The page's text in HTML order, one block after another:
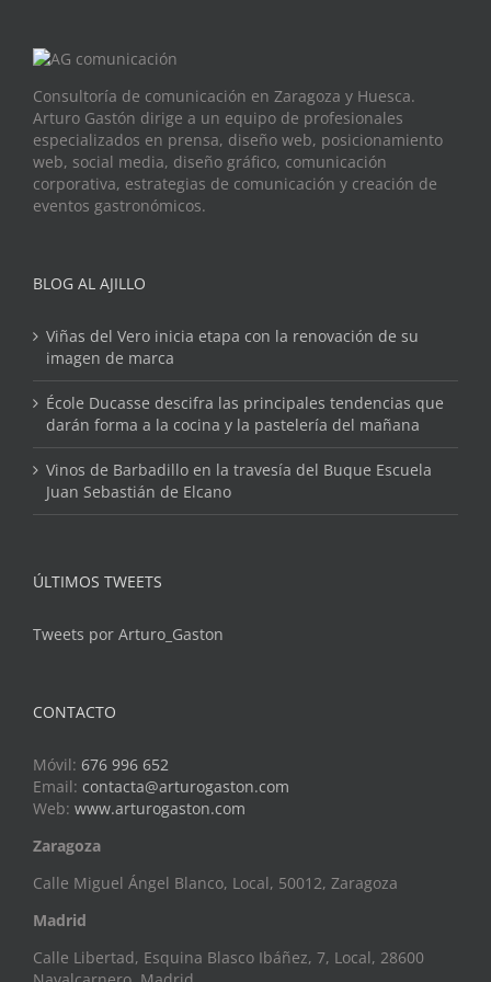
Consultoría de comunicación en Zaragoza y Huesca.
Arturo Gastón dirige a un equipo de profesionales
especializados en prensa, diseño web, posicionamiento
web, social media, diseño gráfico, comunicación
corporativa, estrategias de comunicación y creación de
eventos gastronómicos.
BLOG AL AJILLO
Viñas del Vero inicia etapa con la renovación de su
imagen de marca
École Ducasse descifra las principales tendencias que
darán forma a la cocina y la pastelería del mañana
Vinos de Barbadillo en la travesía del Buque Escuela
Juan Sebastián de Elcano
ÚLTIMOS TWEETS
Tweets por Arturo_Gaston
CONTACTO
Móvil: 676 996 652
Email: contacta@arturogaston.com
Web: www.arturogaston.com
Zaragoza
Calle Miguel Ángel Blanco, Local, 50012, Zaragoza
Madrid
Calle Libertad, Esquina Blasco Ibáñez, 7, Local, 28600